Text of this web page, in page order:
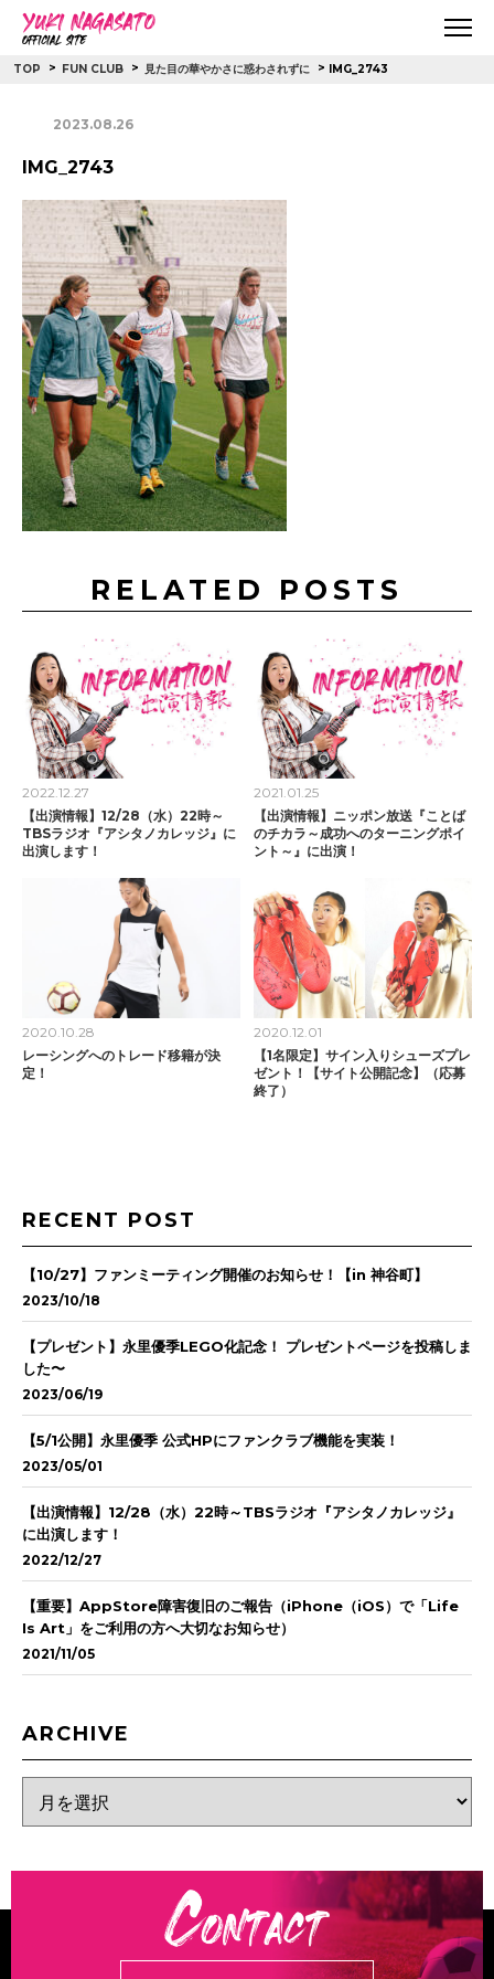
TOP > FUN CLUB > 見た目の華やかさに惑わされずに > IMG_2743
2023.08.26
IMG_2743
RELATED POSTS
2022.12.27
【出演情報】12/28（水）22時～
TBSラジオ『アシタノカレッジ』に
出演します！
2021.01.25
【出演情報】ニッポン放送『ことば
のチカラ～成功へのターニングポイ
ント～』に出演！
2020.10.28
レーシングへのトレード移籍が決
定！
2020.12.01
【1名限定】サイン入りシューズプレ
ゼント！【サイト公開記念】（応募
終了）
RECENT POST
【10/27】ファンミーティング開催のお知らせ！【in 神谷町】
2023/10/18
【プレゼント】永里優季LEGO化記念！ プレゼントページを投稿しま
した〜
2023/06/19
【5/1公開】永里優季 公式HPにファンクラブ機能を実装！
2023/05/01
【出演情報】12/28（水）22時～TBSラジオ『アシタノカレッジ』
に出演します！
2022/12/27
【重要】AppStore障害復旧のご報告（iPhone（iOS）で「Life
Is Art」をご利用の方へ大切なお知らせ）
2021/11/05
ARCHIVE